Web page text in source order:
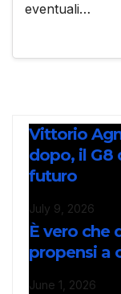
eventuali…
Vittorio
dopo, il G8
futuro
July 9, 2026
È vero che
propensi a
June 1, 2026